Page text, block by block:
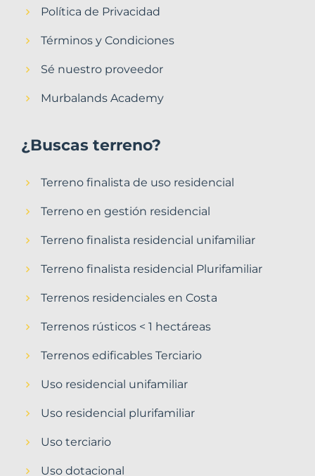
Política de Privacidad
Términos y Condiciones
Sé nuestro proveedor
Murbalands Academy
¿Buscas terreno?
Terreno finalista de uso residencial
Terreno en gestión residencial
Terreno finalista residencial unifamiliar
Terreno finalista residencial Plurifamiliar
Terrenos residenciales en Costa
Terrenos rústicos < 1 hectáreas
Terrenos edificables Terciario
Uso residencial unifamiliar
Uso residencial plurifamiliar
Uso terciario
Uso dotacional